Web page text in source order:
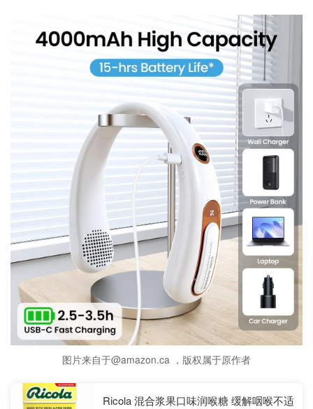
图片来自于@amazon.ca ，版权属于原作者
Ricola 混合浆果口味润喉糖 缓解咽喉不适